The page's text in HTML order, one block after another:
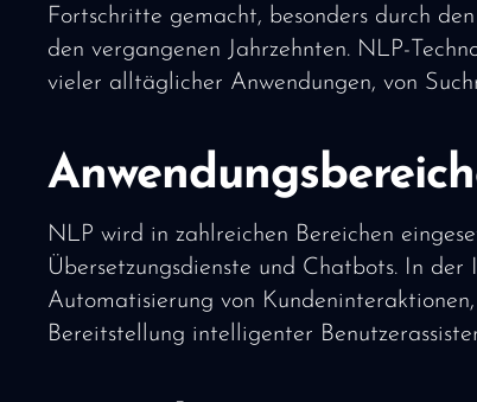
Fortschritte gemacht, besonders durch
den vergangenen Jahrzehnten. NLP-
vieler alltäglicher Anwendungen, von
NLP wird in zahlreichen Bereichen
Übersetzungsdienste und Chatbots. In
Automatisierung von
Bereitstellung intelligenter